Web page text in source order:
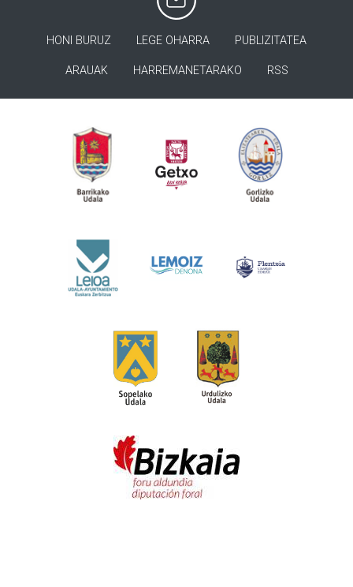
HONI BURUZ LEGE OHARRA PUBLIZITATEA
ARAUAK HARREMANETARAKO RSS